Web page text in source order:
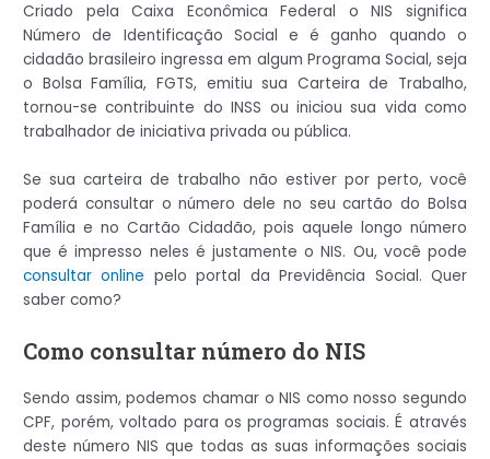
Criado pela Caixa Econômica Federal o NIS significa
Número de Identificação Social e é ganho quando o
cidadão brasileiro ingressa em algum Programa Social, seja
o Bolsa Família, FGTS, emitiu sua Carteira de Trabalho,
tornou-se contribuinte do INSS ou iniciou sua vida como
trabalhador de iniciativa privada ou pública.
Se sua carteira de trabalho não estiver por perto, você
poderá consultar o número dele no seu cartão do Bolsa
Família e no Cartão Cidadão, pois aquele longo número
que é impresso neles é justamente o NIS. Ou, você pode
consultar online pelo portal da Previdência Social. Quer
saber como?
Como consultar número do NIS
Sendo assim, podemos chamar o NIS como nosso segundo
CPF, porém, voltado para os programas sociais. É através
deste número NIS que todas as suas informações sociais